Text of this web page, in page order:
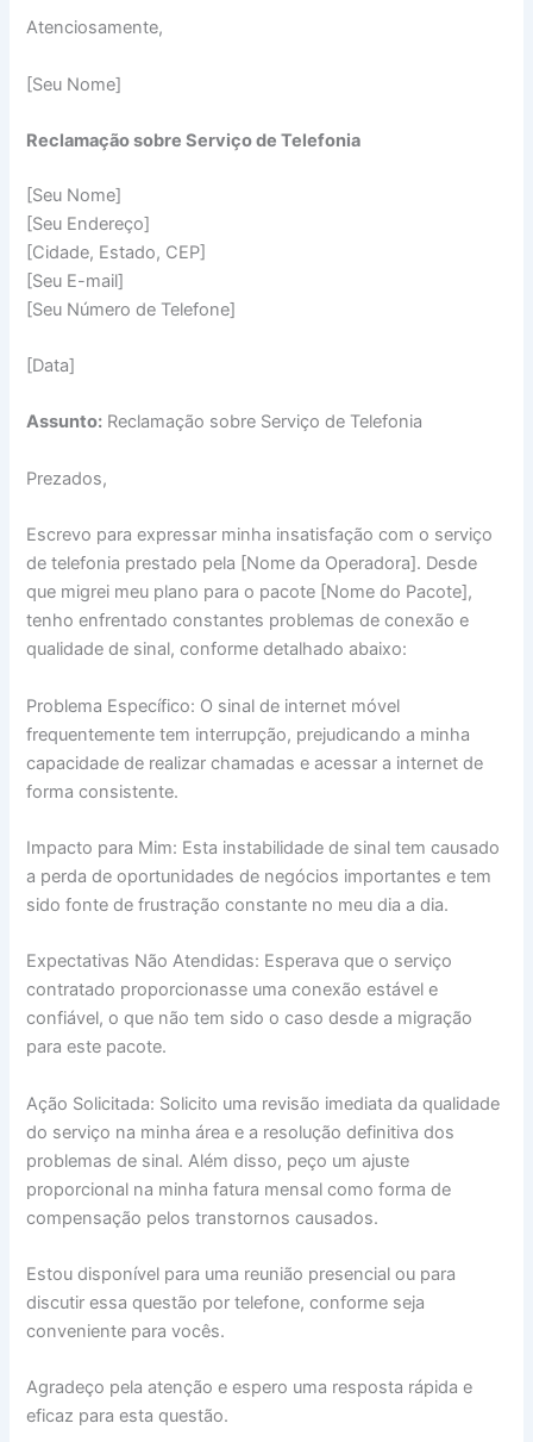
Atenciosamente,
[Seu Nome]
Reclamação sobre Serviço de Telefonia
[Seu Nome]
[Seu Endereço]
[Cidade, Estado, CEP]
[Seu E-mail]
[Seu Número de Telefone]
[Data]
Assunto: Reclamação sobre Serviço de Telefonia
Prezados,
Escrevo para expressar minha insatisfação com o serviço
de telefonia prestado pela [Nome da Operadora]. Desde
que migrei meu plano para o pacote [Nome do Pacote],
tenho enfrentado constantes problemas de conexão e
qualidade de sinal, conforme detalhado abaixo:
Problema Específico: O sinal de internet móvel
frequentemente tem interrupção, prejudicando a minha
capacidade de realizar chamadas e acessar a internet de
forma consistente.
Impacto para Mim: Esta instabilidade de sinal tem causado
a perda de oportunidades de negócios importantes e tem
sido fonte de frustração constante no meu dia a dia.
Expectativas Não Atendidas: Esperava que o serviço
contratado proporcionasse uma conexão estável e
confiável, o que não tem sido o caso desde a migração
para este pacote.
Ação Solicitada: Solicito uma revisão imediata da qualidade
do serviço na minha área e a resolução definitiva dos
problemas de sinal. Além disso, peço um ajuste
proporcional na minha fatura mensal como forma de
compensação pelos transtornos causados.
Estou disponível para uma reunião presencial ou para
discutir essa questão por telefone, conforme seja
conveniente para vocês.
Agradeço pela atenção e espero uma resposta rápida e
eficaz para esta questão.